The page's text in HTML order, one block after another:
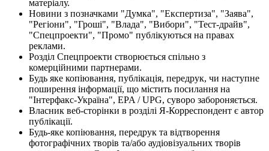
матеріалу.
Новини з позначками "Думка", "Експертиза", "Заява",
"Регіони", "Гроші", "Влада", "Вибори", "Тест-драйв",
"Спецпроекти", "Промо" публікуються на правах
реклами.
Розділ Спецпроекти створюється спільно з
комерційними партнерами.
Будь яке копіювання, публікація, передрук, чи наступне
поширення інформації, що містить посилання на
"Інтерфакс-Україна", EPA / UPG, суворо забороняється.
Власник веб-сторінки в розділі Я-Корреспондент є автор
публікації.
Будь-яке копіювання, передрук та відтворення
фотографічних творів та/або аудіовізуальних творів